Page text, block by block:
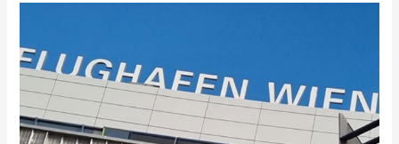
Flughafen-
Tour
hatte
es